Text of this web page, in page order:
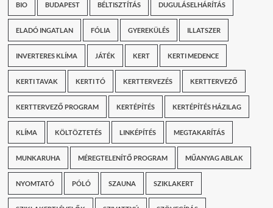
BIO BUDAPEST BÉLTISZTÍTÁS DUGULÁSELHÁRÍTÁS
ELADÓ INGATLAN FÓLIA GYEREKÜLÉS ILLATSZER
INVERTERES KLÍMA JÁTÉK KERT KERTI MEDENCE
KERTI TAVAK KERTI TÓ KERTTERVEZÉS KERTTERVEZŐ
KERTTERVEZŐ PROGRAM KERTÉPÍTÉS KERTÉPÍTÉS HÁZILAG
KLÍMA KÖLTÖZTETÉS LINKÉPÍTÉS MEGTAKARÍTÁS
MUNKARUHA MÉREGTELENÍTŐ PROGRAM MŰANYAG ABLAK
NYOMTATÓ PÓLÓ SZAUNA SZIKLAKERT